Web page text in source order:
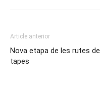
Article anterior
Nova etapa de les rutes de
tapes